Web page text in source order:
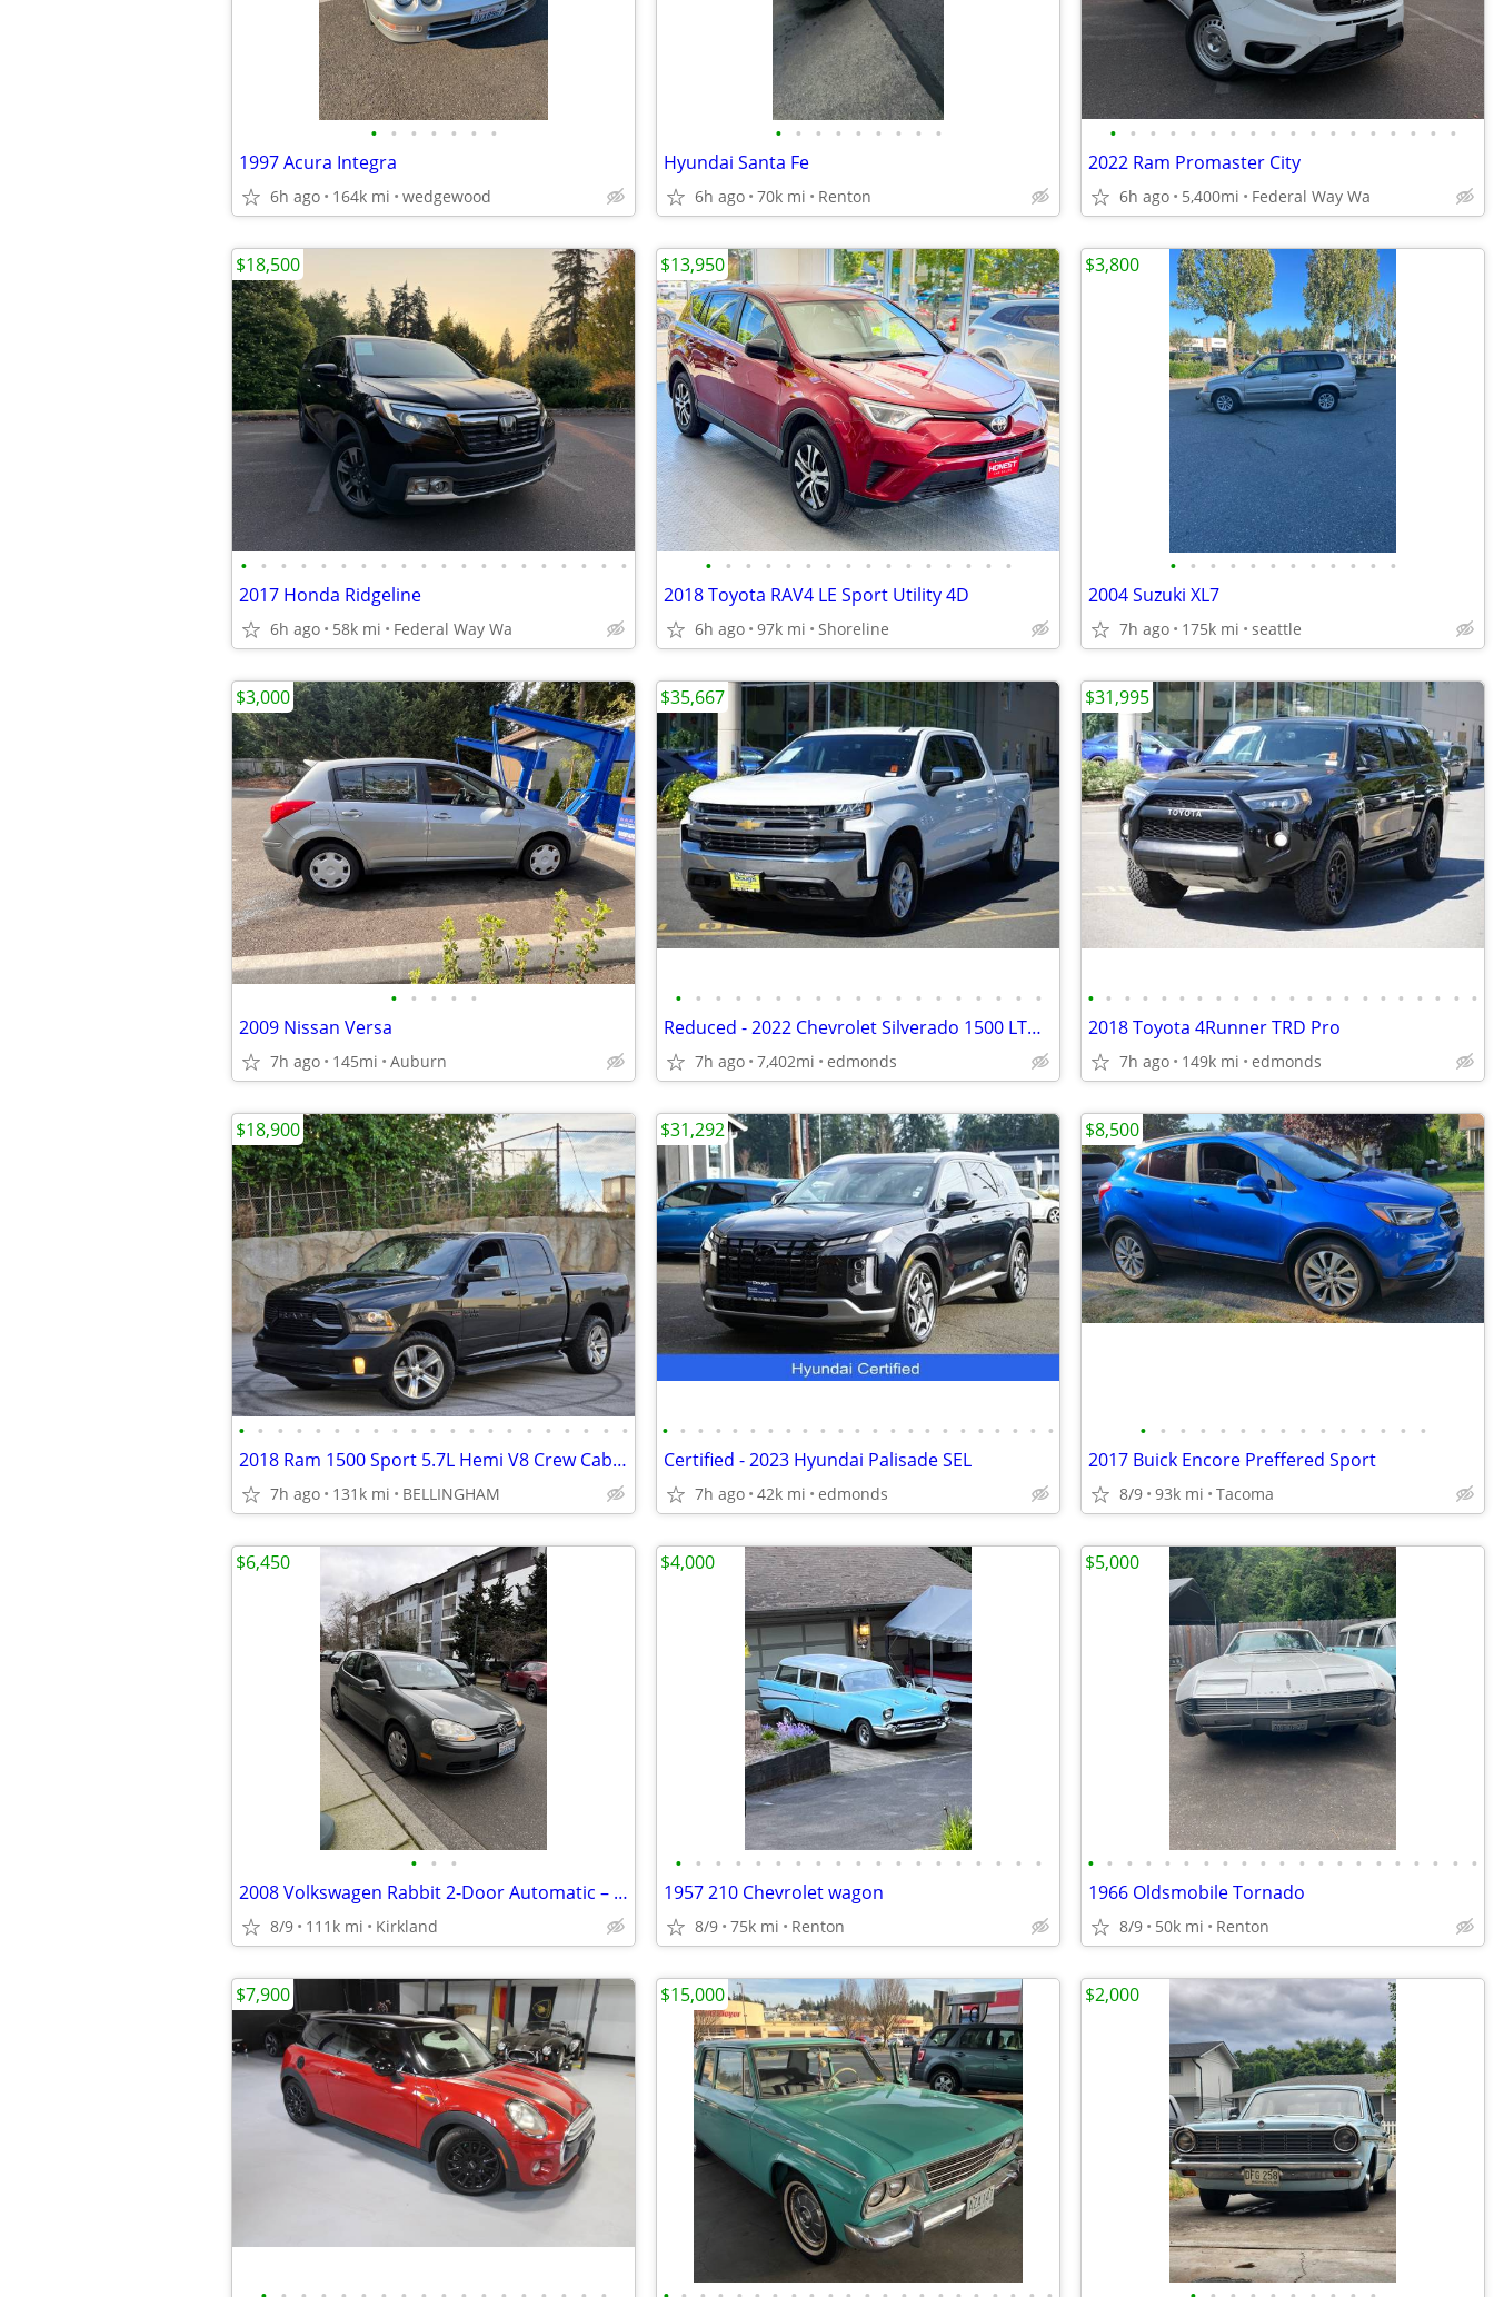
• • • • • • •
1997 Acura Integra
6h ago 164k mi wedgewood
• • • • • • • • •
Hyundai Santa Fe
6h ago 70k mi Renton
• • • • • • • • • • • • • • • • • •
2022 Ram Promaster City
6h ago 5,400mi Federal Way Wa
• • • • • • • • • • • • • • • • • • • •
2017 Honda Ridgeline
6h ago 58k mi Federal Way Wa
$18,500
• • • • • • • • • • • • • • • •
2018 Toyota RAV4 LE Sport Utility 4D
6h ago 97k mi Shoreline
$13,950
• • • • • • • • • • • •
2004 Suzuki XL7
7h ago 175k mi seattle
$3,800
• • • • •
2009 Nissan Versa
7h ago 145mi Auburn
$3,000
• • • • • • • • • • • • • • • • • • •
Reduced - 2022 Chevrolet Silverado 1500 LTD LT
7h ago 7,402mi edmonds
$35,667
• • • • • • • • • • • • • • • • • • • • • •
2018 Toyota 4Runner TRD Pro
7h ago 149k mi edmonds
$31,995
• • • • • • • • • • • • • • • • • • • • •
2018 Ram 1500 Sport 5.7L Hemi V8 Crew Cab 4x4
7h ago 131k mi BELLINGHAM
$18,900
• • • • • • • • • • • • • • • • • • • • • • •
Certified - 2023 Hyundai Palisade SEL
7h ago 42k mi edmonds
$31,292
• • • • • • • • • • • • • • •
2017 Buick Encore Preffered Sport
8/9 93k mi Tacoma
$8,500
• • •
2008 Volkswagen Rabbit 2-Door Automatic – 111k Miles – Clean Title
8/9 111k mi Kirkland
$6,450
• • • • • • • • • • • • • • • • • • •
1957 210 Chevrolet wagon
8/9 75k mi Renton
$4,000
• • • • • • • • • • • • • • • • • • • • •
1966 Oldsmobile Tornado
8/9 50k mi Renton
$5,000
$7,900 $15,000 $2,000